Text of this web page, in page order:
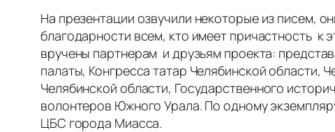
На презентации озвучили некоторые из писем,
благодарности всем, кто имеет причастность к
вручены партнерам и друзьям проекта:
палаты, Конгресса татар Челябинской области,
Челябинской области, Государственного
волонтеров Южного Урала. По одному
ЦБС города Миасса.